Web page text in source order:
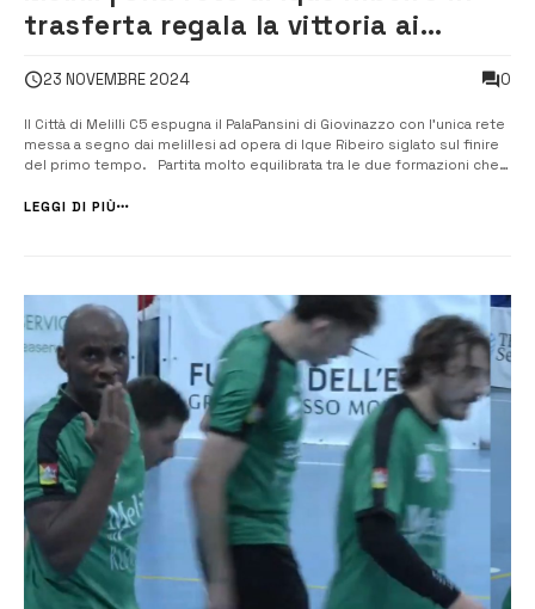
trasferta regala la vittoria ai
23 NOVEMBRE 2024 0
Il Città di Melilli C5 espugna il PalaPansini di Giovinazzo con l’unica rete
messa a segno dai melillesi ad opera di Ique Ribeiro siglato sul finire
del primo tempo. Partita molto equilibrata tra le due formazioni che
para tutto. Un Città […]
LEGGI DI PIÙ